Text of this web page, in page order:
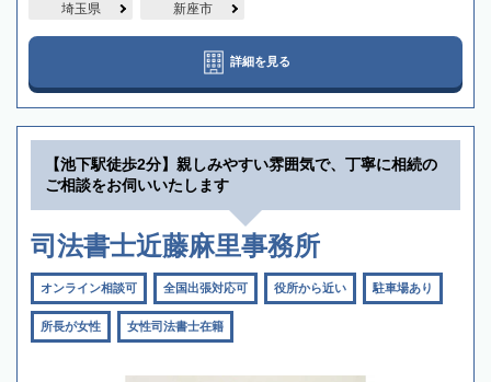
埼玉県 新座市
詳細を見る
【池下駅徒歩2分】親しみやすい雰囲気で、丁寧に相続の
ご相談をお伺いいたします
司法書士近藤麻里事務所
オンライン相談可 全国出張対応可 役所から近い 駐車場あり
所長が女性 女性司法書士在籍